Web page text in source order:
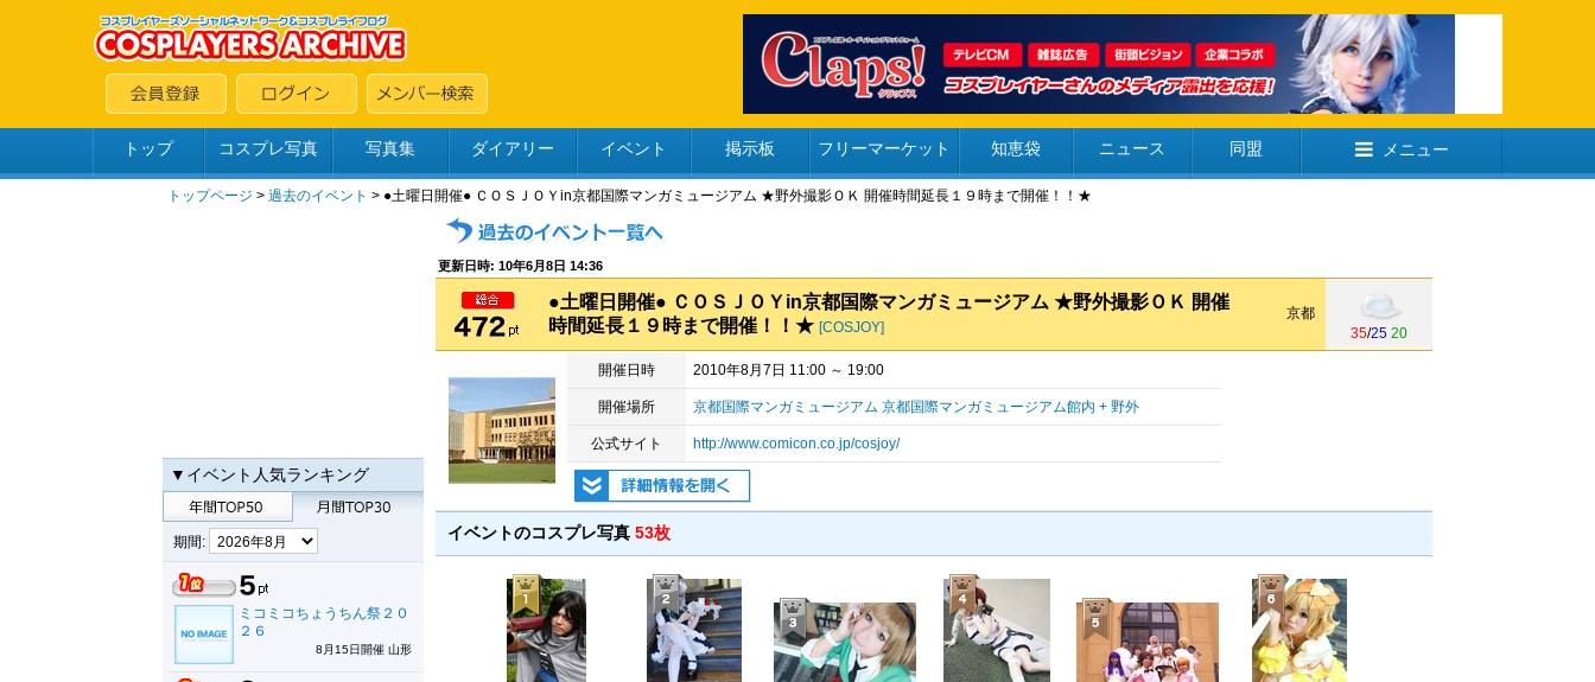
トップ コスプレ写真 写真集 ダイアリー イベント 掲示板 フリーマーケット 知恵袋 ニュース 同盟 メニュー
トップページ > 過去のイベント > ●土曜日開催● ＣＯＳＪＯＹin京都国際マンガミュージアム ★野外撮影ＯＫ 開催時間延長１９時まで開催！！★
▼イベント人気ランキング
期間:
ミコミコちょうちん祭２０
２６
8月15日開催 山形
更新日時: 10年6月8日 14:36
●土曜日開催● ＣＯＳＪＯＹin京都国際マンガミュージアム ★野外撮影ＯＫ 開催
時間延長１９時まで開催！！★ [COSJOY]
京都
35/25 20
開催日時 2010年8月7日 11:00 ～ 19:00
開催場所 京都国際マンガミュージアム 京都国際マンガミュージアム館内 + 野外
公式サイト http://www.comicon.co.jp/cosjoy/
イベントのコスプレ写真 53枚